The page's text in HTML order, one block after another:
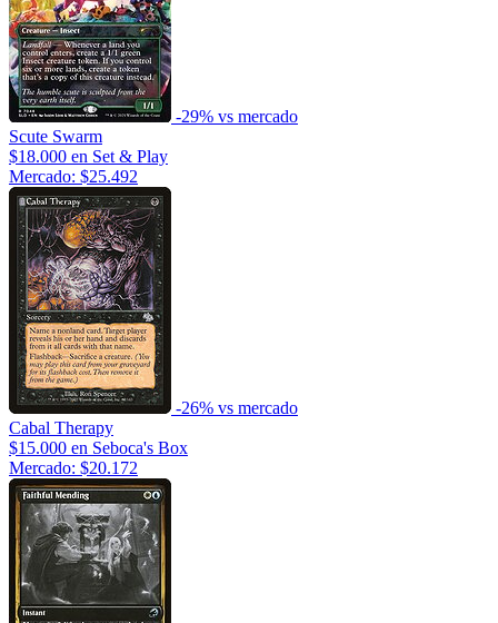
-29% vs mercado
Scute Swarm
$18.000 en Set & Play
Mercado: $25.492
-26% vs mercado
Cabal Therapy
$15.000 en Seboca's Box
Mercado: $20.172